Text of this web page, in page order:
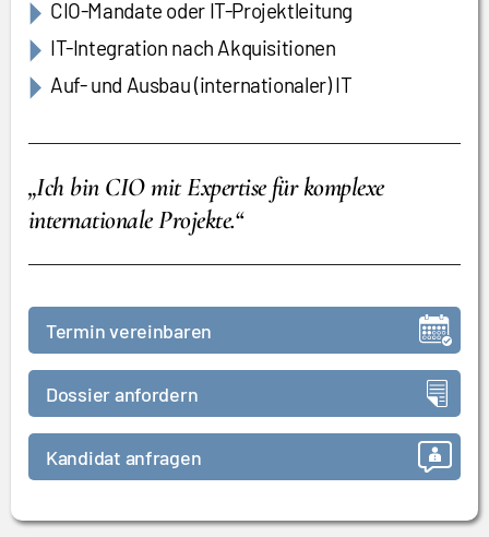
CIO-Mandate oder IT-Projektleitung
IT-Integration nach Akquisitionen
Auf- und Ausbau (internationaler) IT
„Ich bin CIO mit Expertise für komplexe
internationale Projekte.“
Termin vereinbaren
Dossier anfordern
Kandidat anfragen